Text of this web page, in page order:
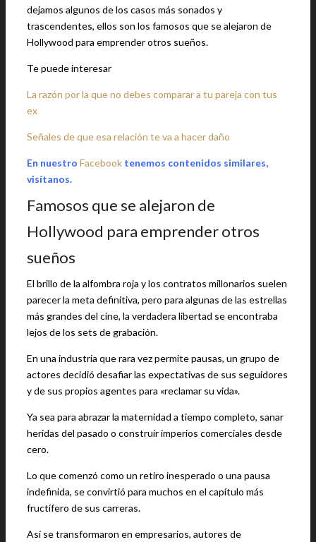
dejamos algunos de los casos más sonados y
trascendentes, ellos son los famosos que se alejaron de
Hollywood para emprender otros sueños.
Te puede interesar
La razón por la que no debes comparar a tu pareja con tus
ex
Señales de que esa relación te va a hacer daño
En nuestro Facebook tenemos contenidos similares,
visítanos.
Famosos que se alejaron de
Hollywood para emprender otros
sueños
El brillo de la alfombra roja y los contratos millonarios suelen
parecer la meta definitiva, pero para algunas de las estrellas
más grandes del cine, la verdadera libertad se encontraba
lejos de los sets de grabación.
En una industria que rara vez permite pausas, un grupo de
actores decidió desafiar las expectativas de sus seguidores
y de sus propios agentes para «reclamar su vida».
Ya sea para abrazar la maternidad a tiempo completo, sanar
heridas del pasado o construir imperios comerciales desde
cero.
Lo que comenzó como un retiro inesperado o una pausa
indefinida, se convirtió para muchos en el capítulo más
fructífero de sus carreras.
Así se transformaron en empresarios, autores de